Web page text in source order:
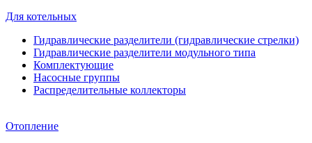
Для котельных
Гидравлические разделители (гидравлические стрелки)
Гидравлические разделители модульного типа
Комплектующие
Насосные группы
Распределительные коллекторы
Отопление